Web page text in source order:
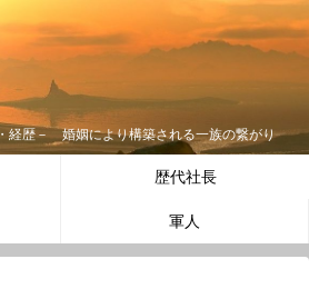
経歴－ 婚姻により構築される一族の繋がり
歴代社長
軍人